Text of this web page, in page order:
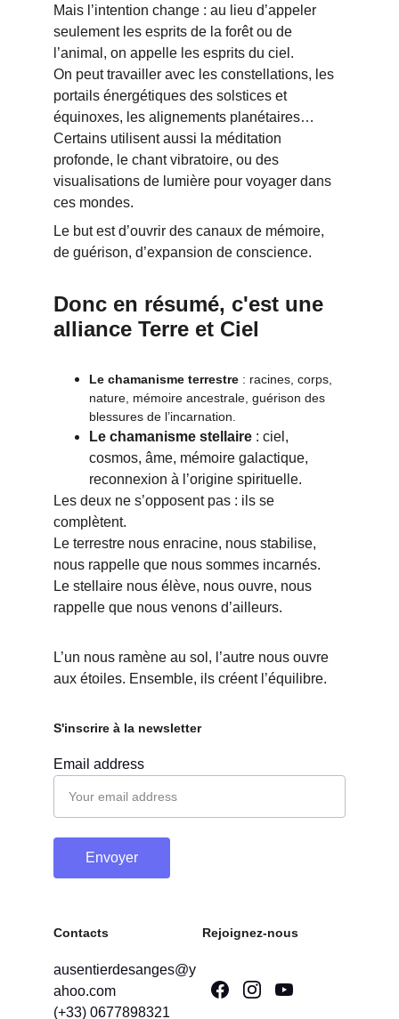
Mais l’intention change : au lieu d’appeler
seulement les esprits de la forêt ou de
l’animal, on appelle les esprits du ciel.
On peut travailler avec les constellations, les
portails énergétiques des solstices et
équinoxes, les alignements planétaires…
Certains utilisent aussi la méditation
profonde, le chant vibratoire, ou des
visualisations de lumière pour voyager dans
ces mondes.
Le but est d’ouvrir des canaux de mémoire,
de guérison, d’expansion de conscience.
Donc en résumé, c'est une
alliance Terre et Ciel
Le chamanisme terrestre : racines, corps,
nature, mémoire ancestrale, guérison des
blessures de l’incarnation.
Le chamanisme stellaire : ciel,
cosmos, âme, mémoire galactique,
reconnexion à l’origine spirituelle.
Les deux ne s’opposent pas : ils se
complètent.
Le terrestre nous enracine, nous stabilise,
nous rappelle que nous sommes incarnés.
Le stellaire nous élève, nous ouvre, nous
rappelle que nous venons d’ailleurs.
L’un nous ramène au sol, l’autre nous ouvre
aux étoiles. Ensemble, ils créent l’équilibre.
Contacts
Email address
Envoyer
ausentierdesanges@y
ahoo.com
(+33) 0677898321
Rejoignez-nous
S'inscrire à la newsletter